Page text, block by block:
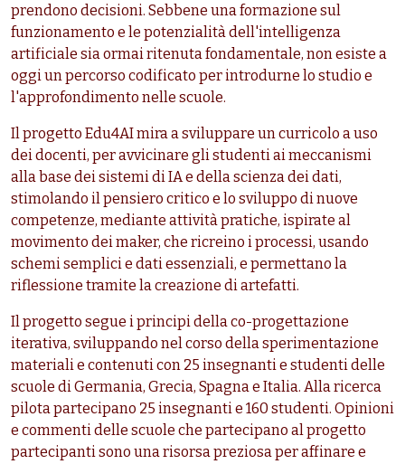
prendono decisioni. Sebbene una formazione sul
funzionamento e le potenzialità dell'intelligenza
artificiale sia ormai ritenuta fondamentale, non esiste a
oggi un percorso codificato per introdurne lo studio e
l'approfondimento nelle scuole.
Il progetto Edu4AI mira a sviluppare un curricolo a uso
dei docenti, per avvicinare gli studenti ai meccanismi
alla base dei sistemi di IA e della scienza dei dati,
stimolando il pensiero critico e lo sviluppo di nuove
competenze, mediante attività pratiche, ispirate al
movimento dei maker, che ricreino i processi, usando
schemi semplici e dati essenziali, e permettano la
riflessione tramite la creazione di artefatti.
Il progetto segue i principi della co-progettazione
iterativa, sviluppando nel corso della sperimentazione
materiali e contenuti con 25 insegnanti e studenti delle
scuole di Germania, Grecia, Spagna e Italia. Alla ricerca
pilota partecipano 25 insegnanti e 160 studenti. Opinioni
e commenti delle scuole che partecipano al progetto
partecipanti sono una risorsa preziosa per affinare e